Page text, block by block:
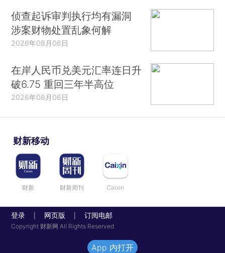
侦查起诉审判执行均有漏洞
涉案财物处置乱象何解
2026年08月06日
在岸人民币兑美元汇率连日升
破6.75 重回三年半高位
2026年08月06日
财新移动
财新 财新周刊 Caixin
登录 网页版 订阅电邮
Copyright 财新网 All Rights Reserved
App 内打开